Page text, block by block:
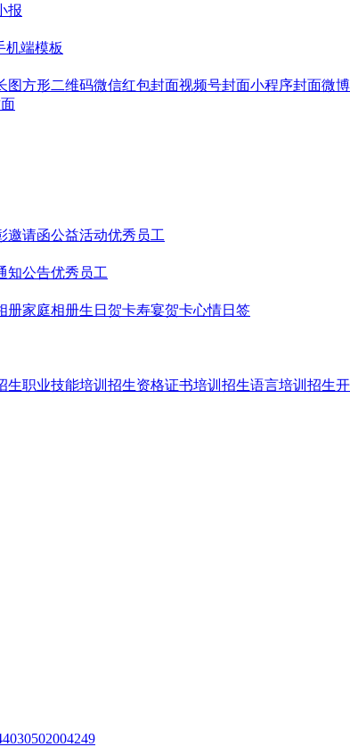
报
机端模板
图方形二维码微信红包封面视频号封面小程序封面微
邀请函公益活动优秀员工
知公告优秀员工
册家庭相册生日贺卡寿宴贺卡心情日签
生职业技能培训招生资格证书培训招生语言培训招生